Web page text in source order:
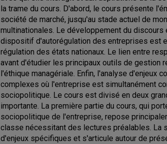
la trame du cours. D'abord, le cours présente
société de marché, jusqu'au stade actuel de
multinationales. Le développement du
dispositif d'autorégulation des entreprises est
régulation des états nationaux. Le lien entre
avant d'étudier les principaux outils de gestion
l'éthique managériale. Enfin, l'analyse d'enjeux
complexes où l'entreprise est simultanément
sociopolitique. Le cours est divisé en deux
importante. La première partie du cours, qui
sociopolitique de l'entreprise, repose
classe nécessitant des lectures préalables. La
d'enjeux spécifiques et s'articule autour de